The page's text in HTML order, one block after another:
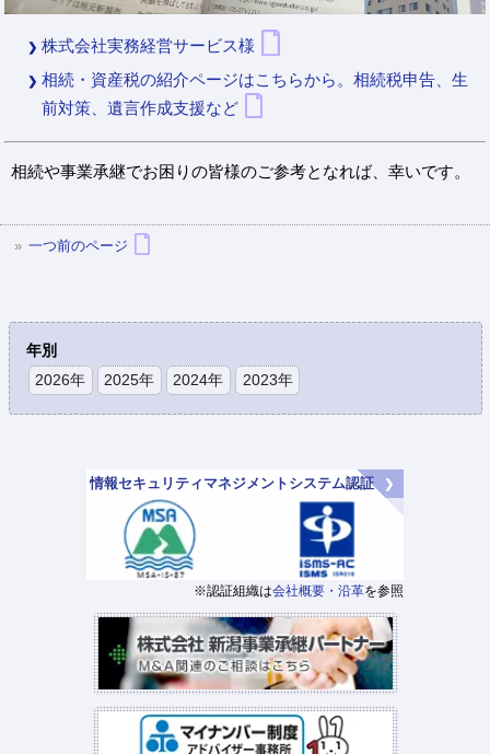
株式会社実務経営サービス様
相続・資産税の紹介ページはこちらから。相続税申告、生
前対策、遺言作成支援など
相続や事業承継でお困りの皆様のご参考となれば、幸いです。
一つ前のページ
年別
2026年
2025年 2024年 2023年
情報セキュリティマネジメントシステム認証
※認証組織は会社概要・沿革を参照